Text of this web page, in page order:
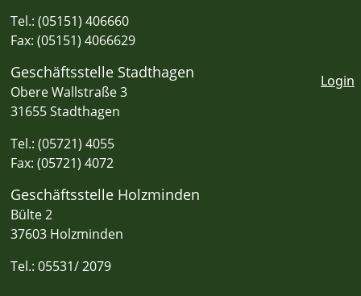
Tel.: (05151) 406660
Fax: (05151) 4066629
Geschäftsstelle Stadthagen
Obere Wallstraße 3
31655 Stadthagen
Tel.: (05721) 4055
Fax: (05721) 4072
Geschäftsstelle Holzminden
Bülte 2
37603 Holzminden
Tel.: 05531/ 2079
Login